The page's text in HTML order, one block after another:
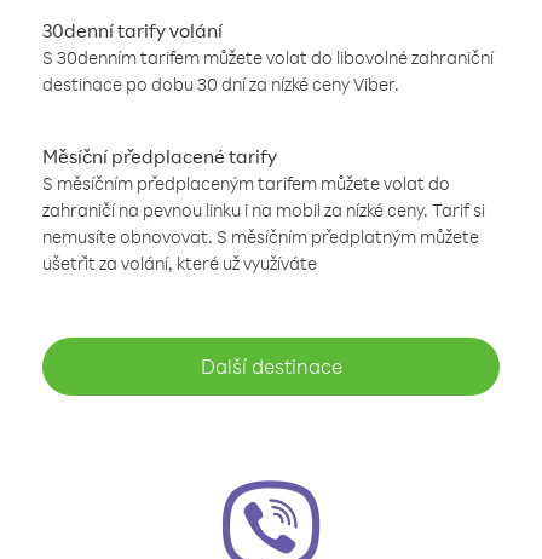
30denní tarify volání
S 30denním tarifem můžete volat do libovolné zahraniční
destinace po dobu 30 dní za nízké ceny Viber.
Měsíční předplacené tarify
S měsíčním předplaceným tarifem můžete volat do
zahraničí na pevnou linku i na mobil za nízké ceny. Tarif si
nemusíte obnovovat. S měsíčním předplatným můžete
ušetřit za volání, které už využíváte
Další destinace